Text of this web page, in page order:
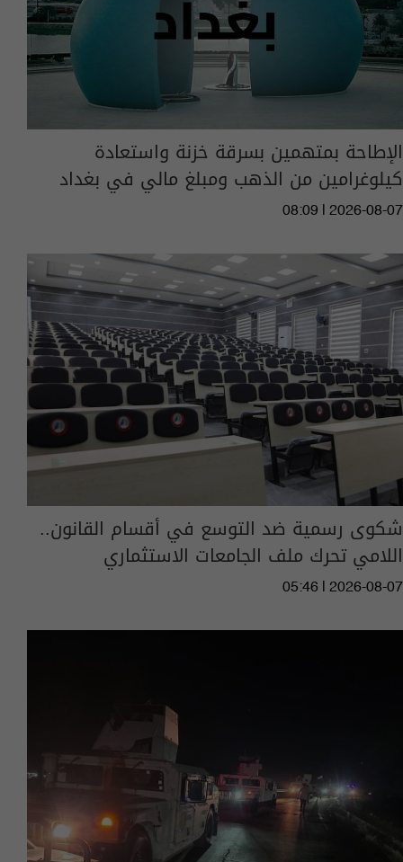
الإطاحة بمتهمين بسرقة خزنة واستعادة
كيلوغرامين من الذهب ومبلغ مالي في بغداد
08:09 | 2026-08-07
شكوى رسمية ضد التوسع في أقسام القانون..
اللامي تحرك ملف الجامعات الاستثماري
05:46 | 2026-08-07